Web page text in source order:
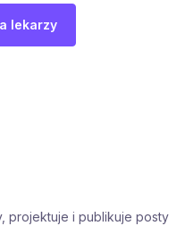
lekarzy
projektuje i publikuje posty